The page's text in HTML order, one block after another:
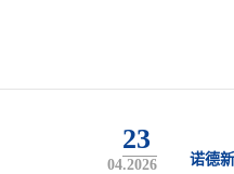
23
04.2026 诺德